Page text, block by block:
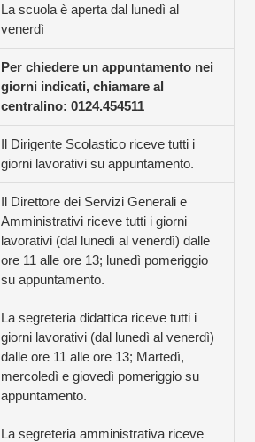
La scuola è aperta dal lunedì al
venerdì
Per chiedere un appuntamento nei
giorni indicati, chiamare al
centralino: 0124.454511
Il Dirigente Scolastico riceve tutti i
giorni lavorativi su appuntamento.
Il Direttore dei Servizi Generali e
Amministrativi riceve tutti i giorni
lavorativi (dal lunedì al venerdì) dalle
ore 11 alle ore 13; lunedì pomeriggio
su appuntamento.
La segreteria didattica riceve tutti i
giorni lavorativi (dal lunedì al venerdì)
dalle ore 11 alle ore 13; Martedì,
mercoledì e giovedì pomeriggio su
appuntamento.
La segreteria amministrativa riceve